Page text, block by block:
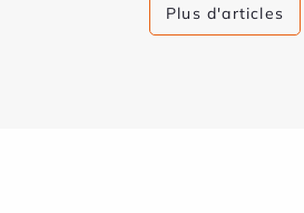
Plus d'articles